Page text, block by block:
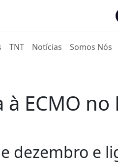
TNT Notícias Somos Nós
ECMO
dezembro e